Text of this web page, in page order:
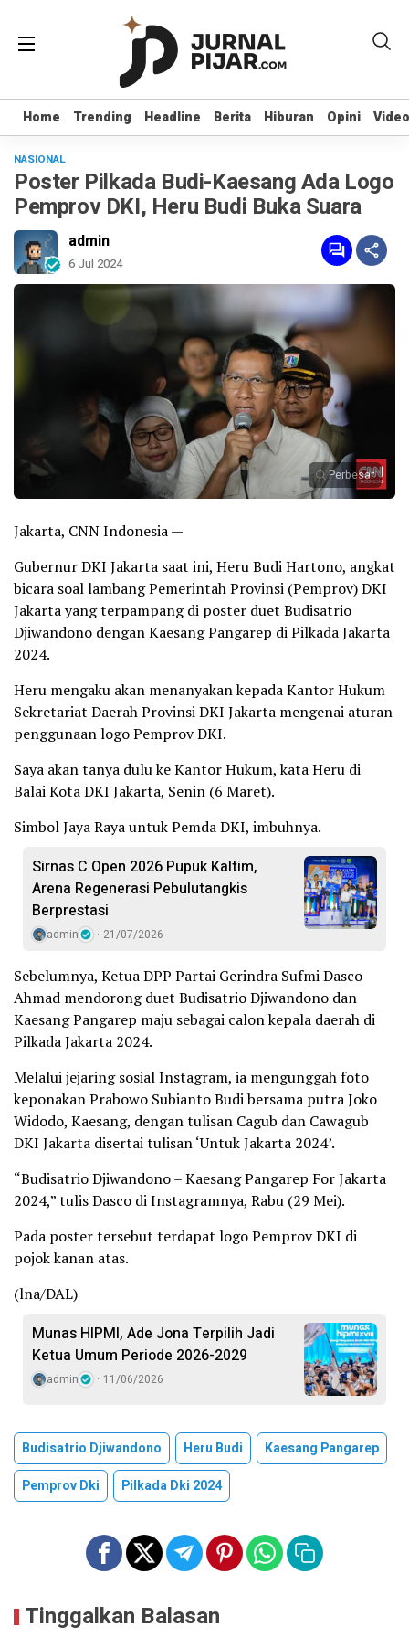
Home Trending Headline Berita Hiburan Opini Video
Home Trending Headline Berita Hiburan Opini Video
NASIONAL
Poster Pilkada Budi-Kaesang Ada Logo
Pemprov DKI, Heru Budi Buka Suara
admin
6 Jul 2024
Perbesar
Jakarta, CNN Indonesia —
Gubernur DKI Jakarta saat ini, Heru Budi Hartono, angkat
bicara soal lambang Pemerintah Provinsi (Pemprov) DKI
Jakarta yang terpampang di poster duet Budisatrio
Djiwandono dengan Kaesang Pangarep di Pilkada Jakarta
2024.
Heru mengaku akan menanyakan kepada Kantor Hukum
Sekretariat Daerah Provinsi DKI Jakarta mengenai aturan
penggunaan logo Pemprov DKI.
Saya akan tanya dulu ke Kantor Hukum, kata Heru di
Balai Kota DKI Jakarta, Senin (6 Maret).
Simbol Jaya Raya untuk Pemda DKI, imbuhnya.
Sirnas C Open 2026 Pupuk Kaltim,
Arena Regenerasi Pebulutangkis
Berprestasi
admin 21/07/2026
Sebelumnya, Ketua DPP Partai Gerindra Sufmi Dasco
Ahmad mendorong duet Budisatrio Djiwandono dan
Kaesang Pangarep maju sebagai calon kepala daerah di
Pilkada Jakarta 2024.
Melalui jejaring sosial Instagram, ia mengunggah foto
keponakan Prabowo Subianto Budi bersama putra Joko
Widodo, Kaesang, dengan tulisan Cagub dan Cawagub
DKI Jakarta disertai tulisan ‘Untuk Jakarta 2024’.
“Budisatrio Djiwandono – Kaesang Pangarep For Jakarta
2024,” tulis Dasco di Instagramnya, Rabu (29 Mei).
Pada poster tersebut terdapat logo Pemprov DKI di
pojok kanan atas.
(lna/DAL)
Munas HIPMI, Ade Jona Terpilih Jadi
Ketua Umum Periode 2026-2029
admin 11/06/2026
Budisatrio Djiwandono Heru Budi
Kaesang Pangarep
Pemprov Dki
Pilkada Dki 2024
Tinggalkan Balasan